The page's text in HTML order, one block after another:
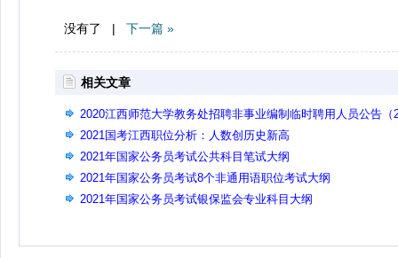
没有了 | 下一篇 »
相关文章
2020江西师范大学教务处招聘非事业编制临时聘用人员公告（
名）
2021国考江西职位分析：人数创历史新高
2021年国家公务员考试公共科目笔试大纲
2021年国家公务员考试8个非通用语职位考试大纲
2021年国家公务员考试银保监会专业科目大纲